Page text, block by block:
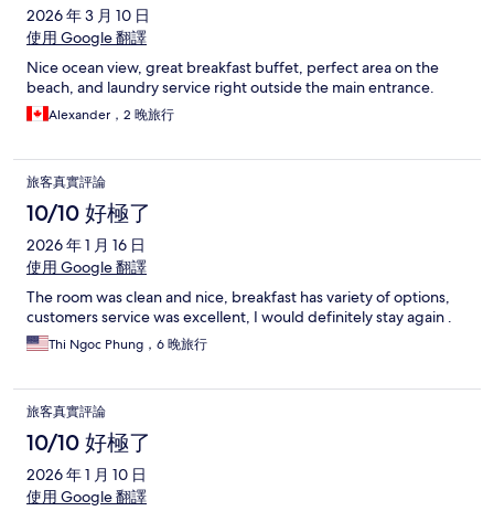
2026 年 3 月 10 日
使用 Google 翻譯
Nice ocean view, great breakfast buffet, perfect area on the
beach, and laundry service right outside the main entrance.
Alexander，2 晚旅行
旅客真實評論
10/10 好極了
2026 年 1 月 16 日
使用 Google 翻譯
The room was clean and nice, breakfast has variety of options,
customers service was excellent, I would definitely stay again .
Thi Ngoc Phung，6 晚旅行
旅客真實評論
10/10 好極了
2026 年 1 月 10 日
使用 Google 翻譯